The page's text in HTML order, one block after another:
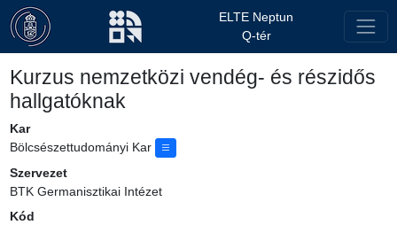
ELTE Neptun
Q-tér
Kurzus nemzetközi vendég- és részidős
hallgatóknak
Kar
Bölcsészettudományi Kar
Szervezet
BTK Germanisztikai Intézet
Kód